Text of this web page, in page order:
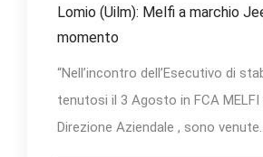
Lomio (Uilm): Melfi a marchio
momento
“Nell’incontro dell’Esecutivo di
tenutosi il 3 Agosto in FCA
Direzione Aziendale , sono